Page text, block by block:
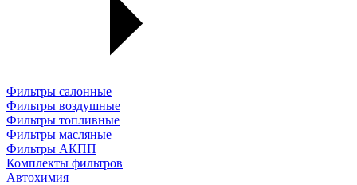
Фильтры салонные
Фильтры воздушные
Фильтры топливные
Фильтры масляные
Фильтры АКПП
Комплекты фильтров
Автохимия